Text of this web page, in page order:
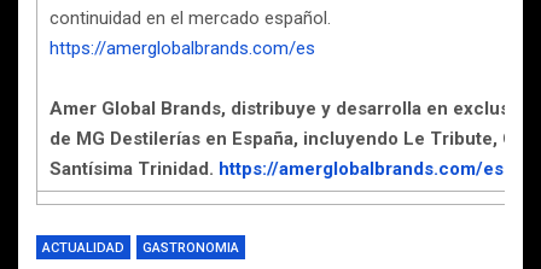
continuidad en el mercado español.
https://amerglobalbrands.com/es
Amer Global Brands, distribuye y desarrolla en exclusiva
de MG Destilerías en España, incluyendo Le Tribute, Gin
Santísima Trinidad. https://amerglobalbrands.com/es
ACTUALIDAD GASTRONOMIA